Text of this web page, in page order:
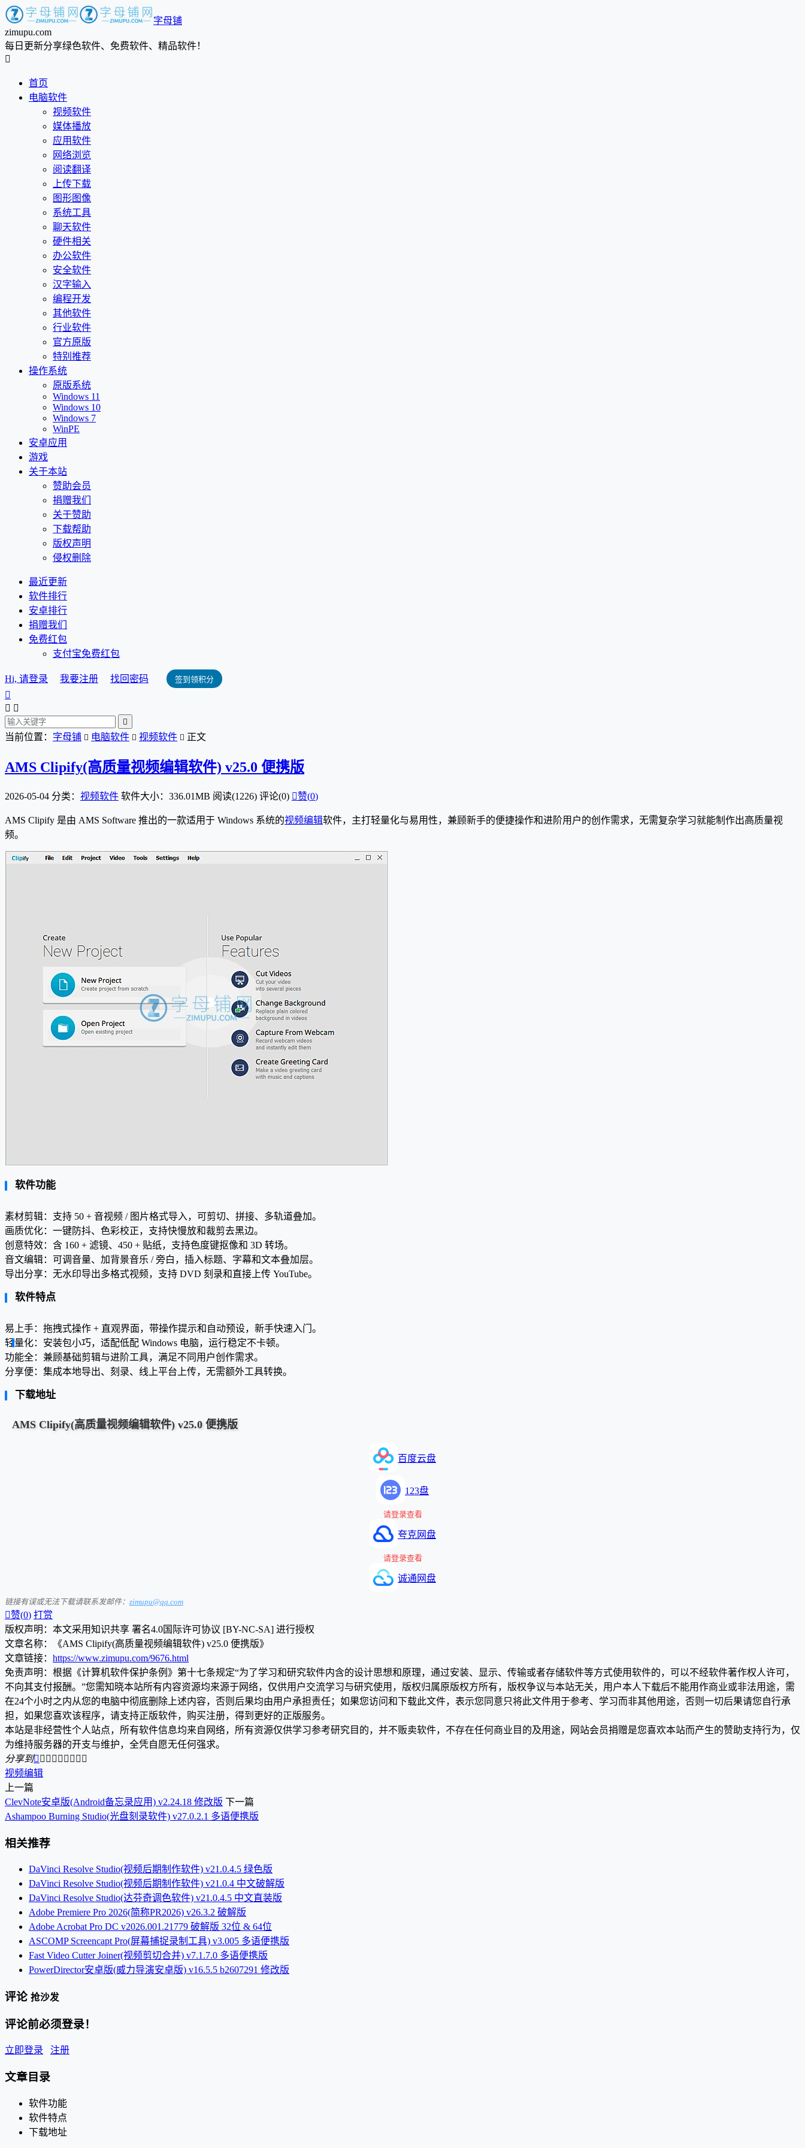
字母铺
zimupu.com
每日更新分享绿色软件、免费软件、精品软件！

首页
电脑软件
视频软件
媒体播放
应用软件
网络浏览
阅读翻译
上传下载
图形图像
系统工具
聊天软件
硬件相关
办公软件
安全软件
汉字输入
编程开发
其他软件
行业软件
官方原版
特别推荐
操作系统
原版系统
Windows 11
Windows 10
Windows 7
WinPE
安卓应用
游戏
关于本站
赞助会员
捐赠我们
关于赞助
下载帮助
版权声明
侵权删除
最近更新
软件排行
安卓排行
捐赠我们
免费红包
支付宝免费红包
Hi, 请登录 我要注册 找回密码 签到领积分

 

当前位置： 字母铺  电脑软件  视频软件  正文
AMS Clipify(高质量视频编辑软件) v25.0 便携版
2026-05-04 分类： 视频软件 软件大小：336.01MB 阅读(1226) 评论(0) 赞(0)
AMS Clipify 是由 AMS Software 推出的一款适用于 Windows 系统的视频编辑软件，主打轻量化与易用性，兼顾新手的便捷操作和进阶用户的创作需求，无需复杂学习就能制作出高质量视
频。
软件功能
素材剪辑：支持 50 + 音视频 / 图片格式导入，可剪切、拼接、多轨道叠加。
画质优化：一键防抖、色彩校正，支持快慢放和裁剪去黑边。
创意特效：含 160 + 滤镜、450 + 贴纸，支持色度键抠像和 3D 转场。
音文编辑：可调音量、加背景音乐 / 旁白，插入标题、字幕和文本叠加层。
导出分享：无水印导出多格式视频，支持 DVD 刻录和直接上传 YouTube。
软件特点
易上手：拖拽式操作 + 直观界面，带操作提示和自动预设，新手快速入门。
轻量化：安装包小巧，适配低配 Windows 电脑，运行稳定不卡顿。
功能全：兼顾基础剪辑与进阶工具，满足不同用户创作需求。
分享便：集成本地导出、刻录、线上平台上传，无需额外工具转换。
下载地址
AMS Clipify(高质量视频编辑软件) v25.0 便携版
百度云盘
123盘
请登录查看
夸克网盘
请登录查看
诚通网盘
链接有误或无法下载请联系发邮件： zimupu@qq.com
赞(0) 打赏
版权声明：本文采用知识共享 署名4.0国际许可协议 [BY-NC-SA] 进行授权
文章名称：《AMS Clipify(高质量视频编辑软件) v25.0 便携版》
文章链接： https://www.zimupu.com/9676.html
免责声明：根据《计算机软件保护条例》第十七条规定“为了学习和研究软件内含的设计思想和原理，通过安装、显示、传输或者存储软件等方式使用软件的，可以不经软件著作权人许可，
不向其支付报酬。”您需知晓本站所有内容资源均来源于网络，仅供用户交流学习与研究使用，版权归属原版权方所有，版权争议与本站无关，用户本人下载后不能用作商业或非法用途，需
在24个小时之内从您的电脑中彻底删除上述内容，否则后果均由用户承担责任；如果您访问和下载此文件，表示您同意只将此文件用于参考、学习而非其他用途，否则一切后果请您自行承
担，如果您喜欢该程序，请支持正版软件，购买注册，得到更好的正版服务。
本站是非经营性个人站点，所有软件信息均来自网络，所有资源仅供学习参考研究目的，并不贩卖软件，不存在任何商业目的及用途，网站会员捐赠是您喜欢本站而产生的赞助支持行为，仅
为维持服务器的开支与维护，全凭自愿无任何强求。
分享到        
视频编辑
上一篇
ClevNote安卓版(Android备忘录应用) v2.24.18 修改版 下一篇
Ashampoo Burning Studio(光盘刻录软件) v27.0.2.1 多语便携版
相关推荐
DaVinci Resolve Studio(视频后期制作软件) v21.0.4.5 绿色版
DaVinci Resolve Studio(视频后期制作软件) v21.0.4 中文破解版
DaVinci Resolve Studio(达芬奇调色软件) v21.0.4.5 中文直装版
Adobe Premiere Pro 2026(简称PR2026) v26.3.2 破解版
Adobe Acrobat Pro DC v2026.001.21779 破解版 32位 & 64位
ASCOMP Screencapt Pro(屏幕捕捉录制工具) v3.005 多语便携版
Fast Video Cutter Joiner(视频剪切合并) v7.1.7.0 多语便携版
PowerDirector安卓版(威力导演安卓版) v16.5.5 b2607291 修改版
评论 抢沙发
评论前必须登录！
立即登录 注册
文章目录
软件功能
软件特点
下载地址